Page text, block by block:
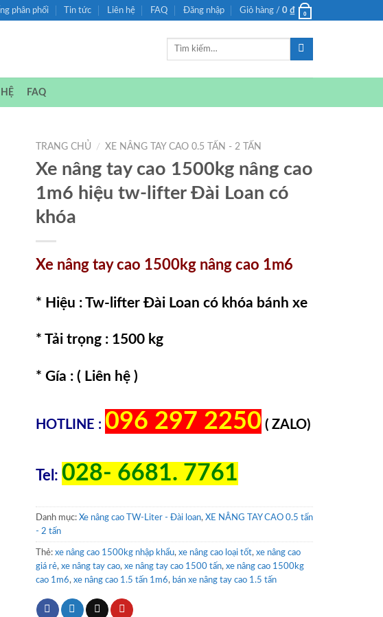
phân phối Tin tức Liên hệ FAQ Đăng nhập Giỏ hàng / 0 ₫ 0
Tìm
FAQ
TRANG CHỦ / XE NÂNG TAY CAO 0.5 TẤN - 2 TẤN
Xe nâng tay cao 1500kg nâng cao
1m6 hiệu tw-lifter Đài Loan có
khóa
Xe nâng tay cao 1500kg nâng cao 1m6
* Hiệu : Tw-lifter Đài Loan có khóa bánh xe
* Tải trọng : 1500 kg
* Gía : ( Liên hệ )
HOTLINE : 096 297 2250 ( ZALO)
Tel: 028- 6681. 7761
Danh mục: Xe nâng cao TW-Liter - Đài loan, XE NÂNG TAY CAO 0.5 tấn
- 2 tấn
Thẻ: xe nâng cao 1500kg nhập khẩu, xe nâng cao loại tốt, xe nâng cao
giá rẻ, xe nâng tay cao, xe nâng tay cao 1500 tấn, xe nâng cao 1500kg
cao 1m6, xe nâng cao 1.5 tấn 1m6, bán xe nâng tay cao 1.5 tấn